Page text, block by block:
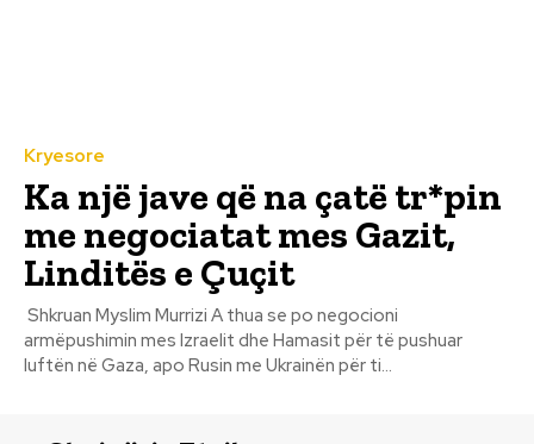
Kryesore
Ka një jave që na çatë tr*pin
me negociatat mes Gazit,
Linditës e Çuçit
Shkruan Myslim Murrizi A thua se po negocioni
armëpushimin mes Izraelit dhe Hamasit për të pushuar
luftën në Gaza, apo Rusin me Ukrainën për ti...